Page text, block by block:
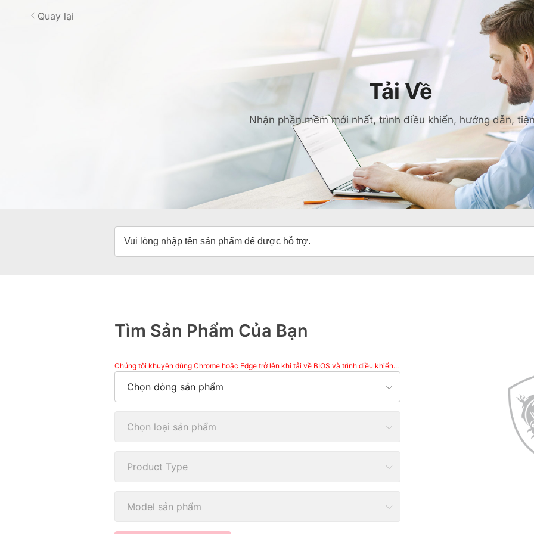
Tải Về
Nhận phần mềm mới nhất, trình điều khiển, hướng dẫn,
Quay lại
Tìm Sản Phẩm Của Bạn
Chúng tôi khuyên dùng Chrome hoặc Edge trở lên khi tải về BIOS và trình điều khiển...
Chọn dòng sản phẩm
Chọn loại sản phẩm
Product Type
Model sản phẩm